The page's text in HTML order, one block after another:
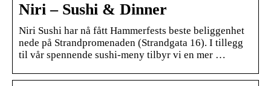
Niri – Sushi & Dinner
Niri Sushi har nå fått Hammerfests beste beliggenhet
nede på Strandpromenaden (Strandgata 16). I tillegg
til vår spennende sushi-meny tilbyr vi en mer …